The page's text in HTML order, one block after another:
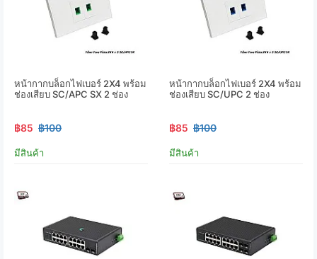
หน้ากากบล็อกไฟเบอร์ 2X4 พร้อม
ช่องเสียบ SC/APC SX 2 ช่อง
฿85 ฿100
มีสินค้า
หน้ากากบล็อกไฟเบอร์ 2X4 พร้อม
ช่องเสียบ SC/UPC 2 ช่อง
฿85 ฿100
มีสินค้า